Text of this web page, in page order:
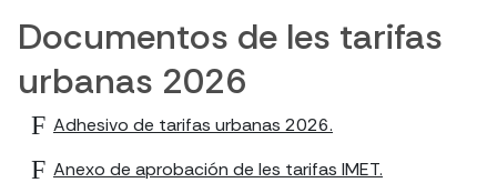
Documentos de les tarifas
urbanas 2026
Adhesivo de tarifas urbanas 2026.
Anexo de aprobación de les tarifas IMET.